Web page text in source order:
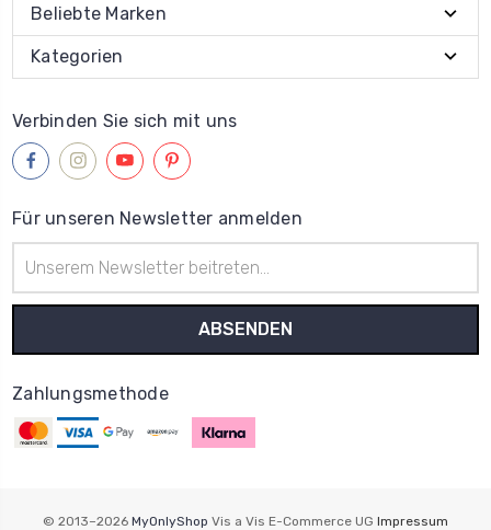
Beliebte Marken
Kategorien
Verbinden Sie sich mit uns
Für unseren Newsletter anmelden
Mail-
Adresse
Zahlungsmethode
© 2013–2026 MyOnlyShop Vis a Vis E-Commerce UG Impressum